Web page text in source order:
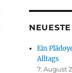
Ein
Alltags
7. August